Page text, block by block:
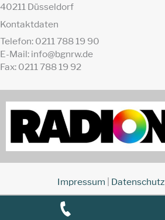
40211 Düsseldorf
Kontaktdaten
Telefon: 0211 788 19 90
E-Mail: info@bgnrw.de
Fax: 0211 788 19 92
Impressum Datenschutz